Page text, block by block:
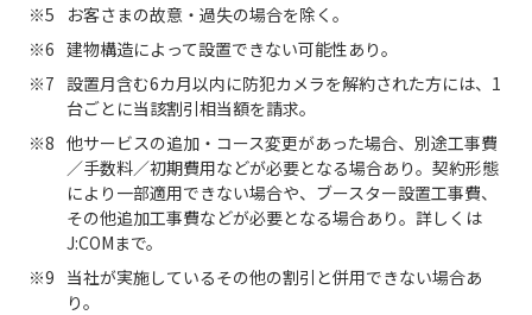
お客さまの故意・過失の場合を除く。
建物構造によって設置できない可能性あり。
設置月含む6カ月以内に防犯カメラを解約された方には、1
台ごとに当該割引相当額を請求。
他サービスの追加・コース変更があった場合、別途工事費
／手数料／初期費用などが必要となる場合あり。契約形態
により一部適用できない場合や、ブースター設置工事費、
その他追加工事費などが必要となる場合あり。詳しくは
J:COMまで。
当社が実施しているその他の割引と併用できない場合あ
り。